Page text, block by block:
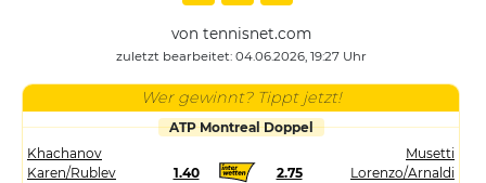
von tennisnet.com
zuletzt bearbeitet: 04.06.2026, 19:27 Uhr
Wer gewinnt? Tippt jetzt!
ATP Montreal Doppel
Khachanov
Karen/Rublev
1.40 2.75
Musetti
Lorenzo/Arnaldi